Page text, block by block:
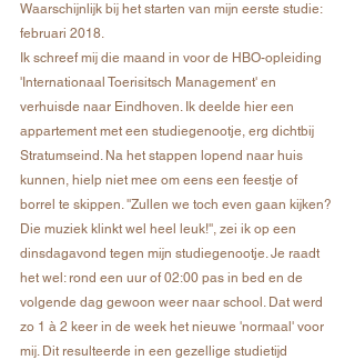
Waarschijnlijk bij het starten van mijn eerste studie:
februari 2018.
Ik schreef mij die maand in voor de HBO-opleiding
'Internationaal Toerisitsch Management' en
verhuisde naar Eindhoven. Ik deelde hier een
appartement met een studiegenootje, erg dichtbij
Stratumseind. Na het stappen lopend naar huis
kunnen, hielp niet mee om eens een feestje of
borrel te skippen. ''Zullen we toch even gaan kijken?
Die muziek klinkt wel heel leuk!'', zei ik op een
dinsdagavond tegen mijn studiegenootje. Je raadt
het wel: rond een uur of 02:00 pas in bed en de
volgende dag gewoon weer naar school. Dat werd
zo 1 à 2 keer in de week het nieuwe 'normaal' voor
mij. Dit resulteerde in een gezellige studietijd